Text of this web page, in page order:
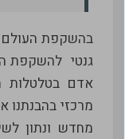
בהשקפת העולם
גנטי להשקפת
אדם בטלטלות
מרכזי בהבנתנו
מחדש ונתון